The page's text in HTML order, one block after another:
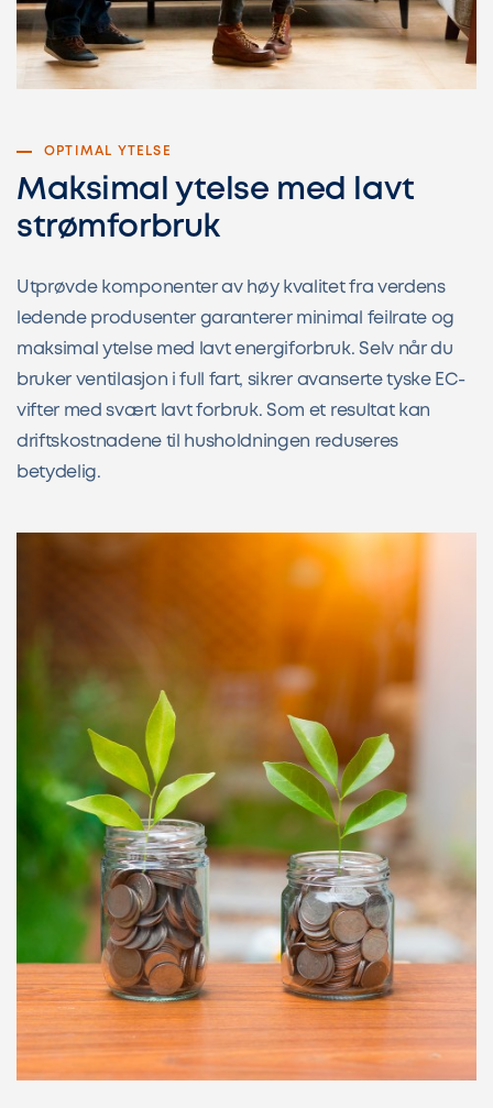
OPTIMAL YTELSE
Maksimal ytelse med lavt
strømforbruk
Utprøvde komponenter av høy kvalitet fra verdens
ledende produsenter garanterer minimal feilrate og
maksimal ytelse med lavt energiforbruk. Selv når du
bruker ventilasjon i full fart, sikrer avanserte tyske EC-
vifter med svært lavt forbruk. Som et resultat kan
driftskostnadene til husholdningen reduseres
betydelig.